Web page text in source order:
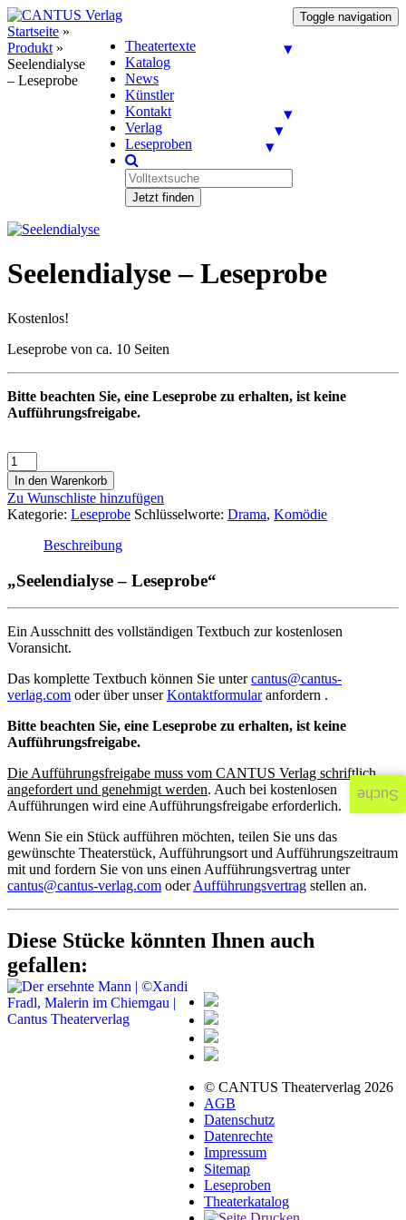
Toggle navigation
Theatertexte
Katalog
News
Künstler
Kontakt
Verlag
Leseproben
Jetzt finden
Startseite »
Produkt »
Seelendialyse
– Leseprobe
Seelendialyse – Leseprobe
Kostenlos!
Leseprobe von ca. 10 Seiten
Bitte beachten Sie, eine Leseprobe zu erhalten, ist keine
Aufführungsfreigabe.
In den Warenkorb
Zu Wunschliste hinzufügen
Kategorie: Leseprobe Schlüsselworte: Drama, Komödie
Beschreibung
„Seelendialyse – Leseprobe“
Ein Ausschnitt des vollständigen Textbuch zur kostenlosen
Voransicht.
Das komplette Textbuch können Sie untercantus@cantus-
verlag.com oder über unserKontaktformularanfordern .
Bitte beachten Sie, eine Leseprobe zu erhalten, ist keine
Aufführungsfreigabe.
Die Aufführungsfreigabe muss vom CANTUS Verlag schriftlich
angefordert und genehmigt werden. Auch bei kostenlosen
Aufführungen wird eine Aufführungsfreigabe erforderlich.
Wenn Sie ein Stück aufführen möchten, teilen Sie uns das
gewünschte Theaterstück, Aufführungsort und Aufführungszeitraum
mit und fordern Sie von uns einen Aufführungsvertrag unter
cantus@cantus-verlag.com oderAufführungsvertrag stellen an.
Diese Stücke könnten Ihnen auch
gefallen:
© CANTUS Theaterverlag 2026
AGB
Datenschutz
Datenrechte
Impressum
Sitemap
Leseproben
Theaterkatalog
Suche